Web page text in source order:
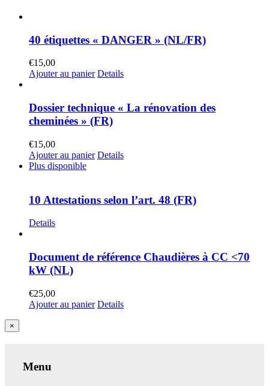
40 étiquettes « DANGER » (NL/FR)
€15,00
Ajouter au panier Details
Dossier technique « La rénovation des
cheminées » (FR)
€15,00
Ajouter au panier Details
Plus disponible
10 Attestations selon l’art. 48 (FR)
Details
Document de référence Chaudières à CC <70
kW (NL)
€25,00
Ajouter au panier Details
Close
product
×
Menu